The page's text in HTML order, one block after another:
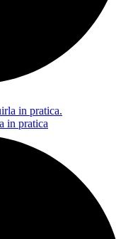
in pratica